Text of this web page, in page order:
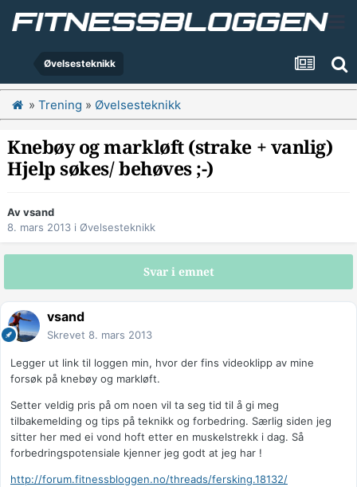
Øvelsesteknikk
» Trening » Øvelsesteknikk
Knebøy og markløft (strake + vanlig)
Hjelp søkes/ behøves ;-)
Avvsand
8. mars 2013 i Øvelsesteknikk
Svar i emnet
vsand
Skrevet 8. mars 2013
Legger ut link til loggen min, hvor der fins videoklipp av mine
forsøk på knebøy og markløft.
Setter veldig pris på om noen vil ta seg tid til å gi meg
tilbakemelding og tips på teknikk og forbedring. Særlig siden jeg
sitter her med ei vond hoft etter en muskelstrekk i dag. Så
forbedringspotensiale kjenner jeg godt at jeg har !
http://forum.fitnessbloggen.no/threads/fersking.18132/